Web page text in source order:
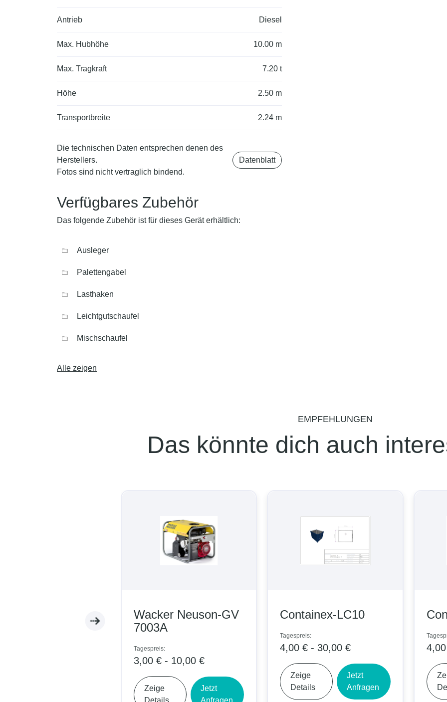
Antrieb Diesel
Max. Hubhöhe 10.00 m
Max. Tragkraft 7.20 t
Höhe 2.50 m
Transportbreite 2.24 m
Die technischen Daten entsprechen denen des
Herstellers.
Fotos sind nicht vertraglich bindend.
Datenblatt
Verfügbares Zubehör
Das folgende Zubehör ist für dieses Gerät erhältlich:
Ausleger
Palettengabel
Lasthaken
Leichtgutschaufel
Mischschaufel
Alle zeigen
EMPFEHLUNGEN
Das könnte dich auch
Wacker Neuson-GV
Containex-LC10
Zeige
Details
Containex-LC20
4,00 € - 40,00 €
Zeige
Details
Jetzt
Anfragen